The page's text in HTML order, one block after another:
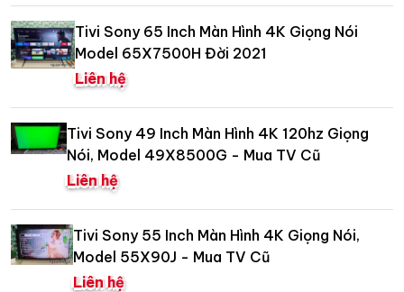
Tivi Sony 65 Inch Màn Hình 4K Giọng Nói
Model 65X7500H Đời 2021
Liên hệ
Tivi Sony 49 Inch Màn Hình 4K 120hz Giọng
Nói, Model 49X8500G - Mua TV Cũ
Liên hệ
Tivi Sony 55 Inch Màn Hình 4K Giọng Nói,
Model 55X90J - Mua TV Cũ
Liên hệ